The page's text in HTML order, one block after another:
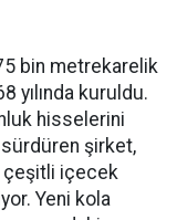
bin metrekarelik
yılında kuruldu.
hisselerini
sürdüren şirket,
çeşitli içecek
Yeni kola